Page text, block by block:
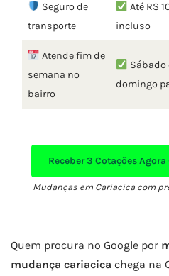
Seguro de
transporte
Até R$
incluso
Atende fim de
semana no
bairro
Sábado
domingo
Receber3 Cotações
Mudanças em Cariacica com
Quem procura no Google por
mudança cariacica chega na